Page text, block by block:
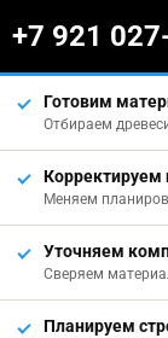
+7 921
Готовим
Отбираем
Корректируем
Меняем
Уточняем
Сверяем
Планируем